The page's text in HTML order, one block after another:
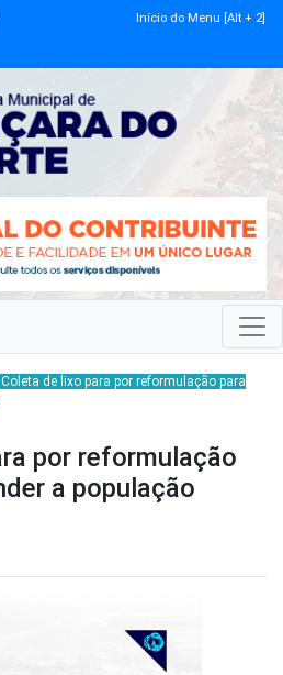
Início do Menu [Alt + 2]
Coleta de lixo para por reformulação para
por reformulação
a população